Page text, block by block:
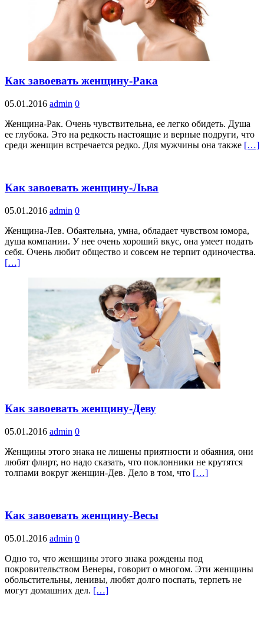
Как завоевать женщину-Рака
05.01.2016 admin 0
Женщина-Рак. Очень чувствительна, ее легко обидеть. Душа
ее глубока. Это на редкость настоящие и верные подруги, что
среди женщин встречается редко. Для мужчины она также […]
Как завоевать женщину-Льва
05.01.2016 admin 0
Женщина-Лев. Обаятельна, умна, обладает чувством юмора,
душа компании. У нее очень хороший вкус, она умеет подать
себя. Очень любит общество и совсем не терпит одиночества.
[…]
Как завоевать женщину-Деву
05.01.2016 admin 0
Женщины этого знака не лишены приятности и обаяния, они
любят флирт, но надо сказать, что поклонники не крутятся
толпами вокруг женщин-Дев. Дело в том, что […]
Как завоевать женщину-Весы
05.01.2016 admin 0
Одно то, что женщины этого знака рождены под
покровительством Венеры, говорит о многом. Эти женщины
обольстительны, ленивы, любят долго поспать, терпеть не
могут домашних дел. […]